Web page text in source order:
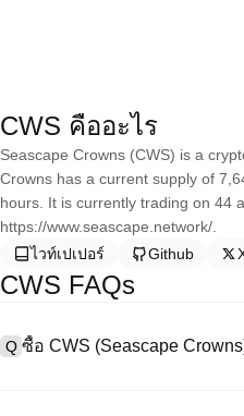
CWS คืออะไร
Seascape Crowns (CWS) is a
Crowns has a current supply of
hours. It is currently trading on 44
https://www.seascape.network/.
ไวท์เปเปอร์
Github
CWS FAQs
Q ซื้อ CWS (Seascape